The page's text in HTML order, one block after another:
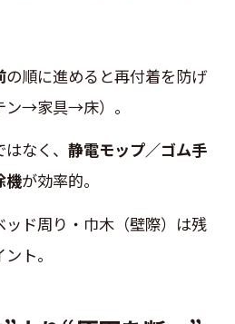
の順に進めると再付着を防げ
ン→家具→床）。
なく、 静電モップ／ゴム手
機が効率的。
ッド周り・巾木（壁際）は残
ト。